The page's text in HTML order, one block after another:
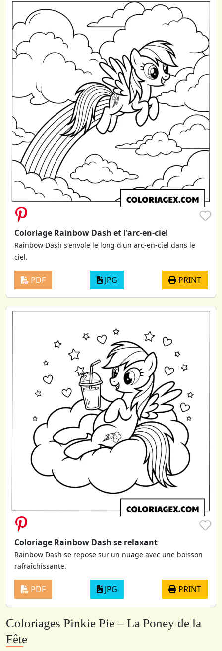
♥
Coloriage Rainbow Dash et l'arc-en-ciel
Rainbow Dash s'envole le long d'un arc-en-ciel dans le
ciel.
PDF JPG PRINT
♥
Coloriage Rainbow Dash se relaxant
Rainbow Dash se repose sur un nuage avec une boisson
rafraîchissante.
PDF JPG PRINT
Coloriages Pinkie Pie – La Poney de la
Fête